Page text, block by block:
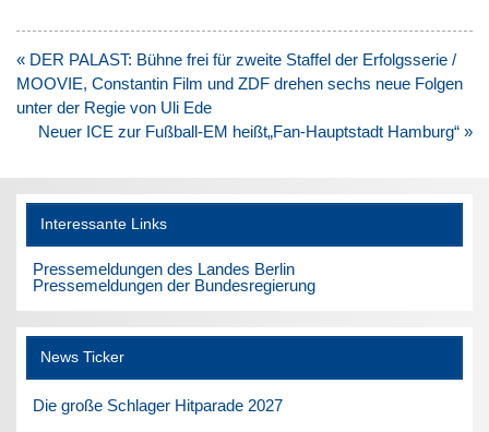
Beitragsnavigation
« DER PALAST: Bühne frei für zweite Staffel der Erfolgsserie /
MOOVIE, Constantin Film und ZDF drehen sechs neue Folgen
unter der Regie von Uli Ede
Neuer ICE zur Fußball-EM heißt„Fan-Hauptstadt Hamburg“ »
Interessante Links
Pressemeldungen des Landes Berlin
Pressemeldungen der Bundesregierung
News Ticker
Die große Schlager Hitparade 2027